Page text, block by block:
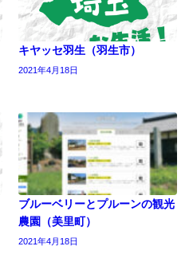
キヤッセ羽生（羽生市）
2021年4月18日
ブルーベリーとプルーンの観光
農園（美里町）
2021年4月18日